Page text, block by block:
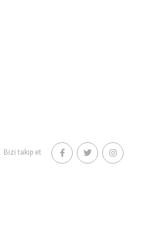
Bizi takip et